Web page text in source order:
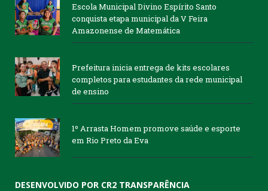
Escola Municipal Divino Espírito Santo
conquista etapa municipal da V Feira
Amazonense de Matemática
Prefeitura inicia entrega de kits escolares
completos para estudantes da rede municipal
de ensino
1º Arrasta Homem promove saúde e esporte
em Rio Preto da Eva
DESENVOLVIDO POR CR2 TRANSPARÊNCIA